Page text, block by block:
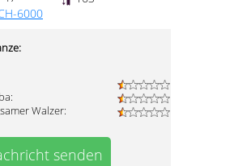
6000
Walzer:
senden